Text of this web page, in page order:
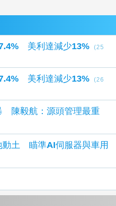
美利達減少13%
(25
美利達減少13%
(26
陳毅航：源頭管理最重
動土 瞄準AI伺服器與車用